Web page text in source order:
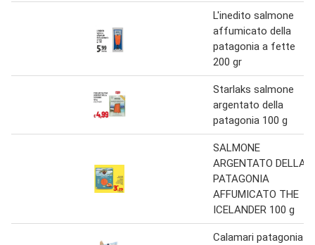
L'inedito salmone
affumicato della
patagonia a fette
200 gr
Starlaks salmone
argentato della
patagonia 100 g
SALMONE
ARGENTATO DELLA
PATAGONIA
AFFUMICATO THE
ICELANDER 100 g
Calamari patagonia